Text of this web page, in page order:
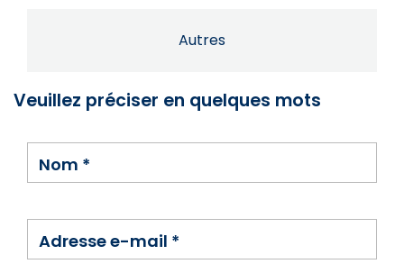
Autres
Veuillez préciser en quelques mots
Nom *
Adresse e-mail *